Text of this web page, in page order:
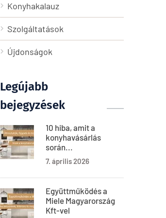
Konyhakalauz
Szolgáltatások
Újdonságok
Legújabb
bejegyzések
10 hiba, amit a
konyhavásárlás
során...
7. április 2026
Együttműködés a
Miele Magyarország
Kft-vel